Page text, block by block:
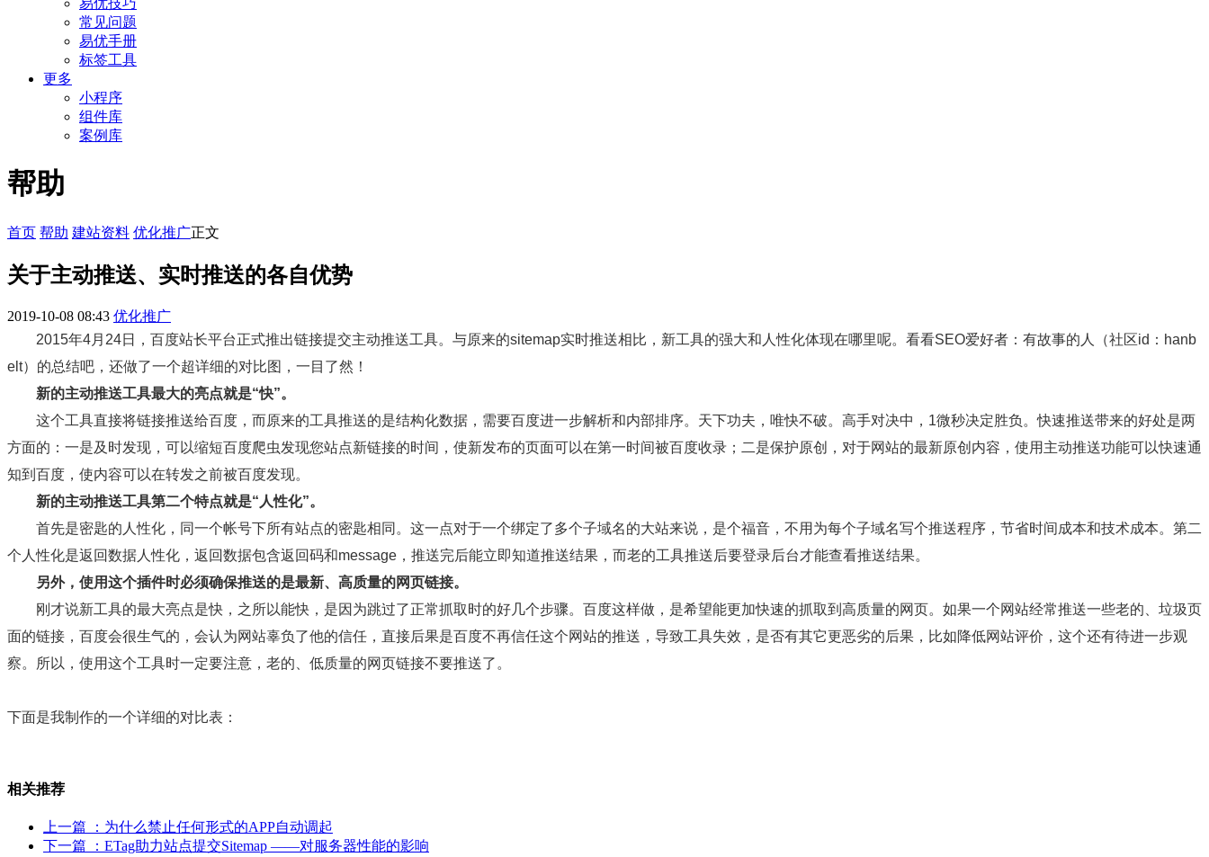
易优技巧
常见问题
易优手册
标签工具
更多
小程序
组件库
案例库
帮助
首页 帮助 建站资料 优化推广正文
关于主动推送、实时推送的各自优势
2019-10-08 08:43 优化推广
2015年4月24日，百度站长平台正式推出链接提交主动推送工具。与原来的sitemap实时推送相比，新工具的强大和人性化体现在哪里呢。看看SEO爱好者：有故事的人（社区id：hanb
elt）的总结吧，还做了一个超详细的对比图，一目了然！
新的主动推送工具最大的亮点就是“快”。
这个工具直接将链接推送给百度，而原来的工具推送的是结构化数据，需要百度进一步解析和内部排序。天下功夫，唯快不破。高手对决中，1微秒决定胜负。快速推送带来的好处是两
方面的：一是及时发现，可以缩短百度爬虫发现您站点新链接的时间，使新发布的页面可以在第一时间被百度收录；二是保护原创，对于网站的最新原创内容，使用主动推送功能可以快速通
知到百度，使内容可以在转发之前被百度发现。
新的主动推送工具第二个特点就是“人性化”。
首先是密匙的人性化，同一个帐号下所有站点的密匙相同。这一点对于一个绑定了多个子域名的大站来说，是个福音，不用为每个子域名写个推送程序，节省时间成本和技术成本。第二
个人性化是返回数据人性化，返回数据包含返回码和message，推送完后能立即知道推送结果，而老的工具推送后要登录后台才能查看推送结果。
另外，使用这个插件时必须确保推送的是最新、高质量的网页链接。
刚才说新工具的最大亮点是快，之所以能快，是因为跳过了正常抓取时的好几个步骤。百度这样做，是希望能更加快速的抓取到高质量的网页。如果一个网站经常推送一些老的、垃圾页
面的链接，百度会很生气的，会认为网站辜负了他的信任，直接后果是百度不再信任这个网站的推送，导致工具失效，是否有其它更恶劣的后果，比如降低网站评价，这个还有待进一步观
察。所以，使用这个工具时一定要注意，老的、低质量的网页链接不要推送了。
下面是我制作的一个详细的对比表：
相关推荐
上一篇
：为什么禁止任何形式的APP自动调起
下一篇
：ETag助力站点提交Sitemap ——对服务器性能的影响